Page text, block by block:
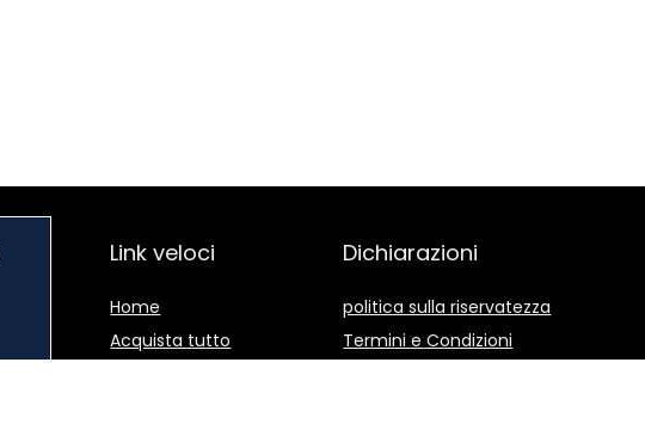
Link veloci
Home
Acquista tutto
Dichiarazioni
politica sulla riservatezza
Termini e Condizioni